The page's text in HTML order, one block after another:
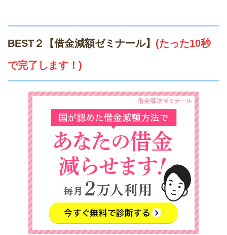
BEST２【借金減額ゼミナール】 (たった10秒
で完了します！)